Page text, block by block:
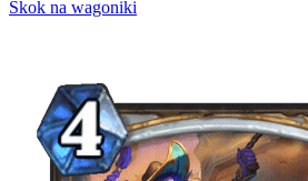
Skok na wagoniki